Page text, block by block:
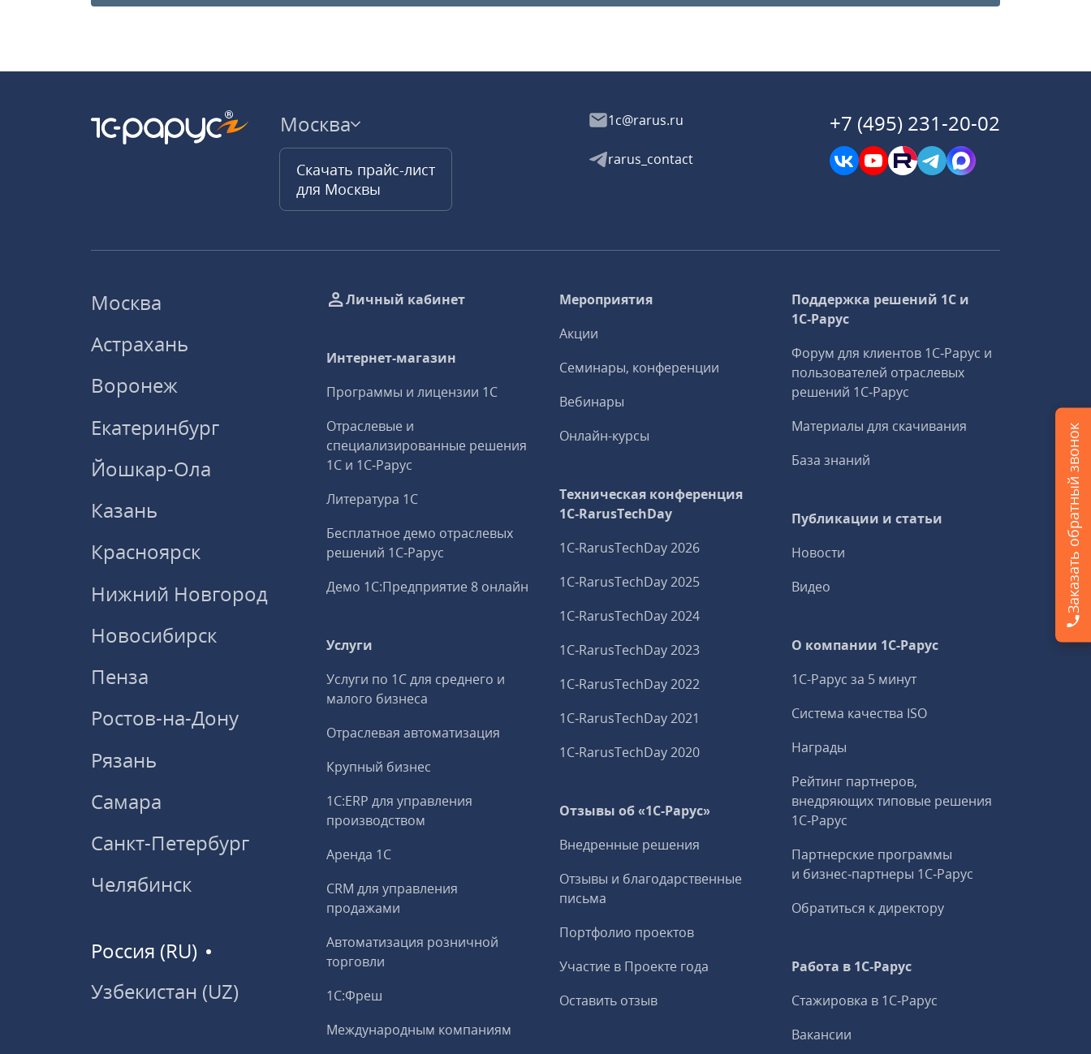
Москва
Скачать прайс-лист
для Москвы
1c@rarus.ru
rarus_contact
+7 (495) 231-20-02
Москва
Астрахань
Воронеж
Екатеринбург
Йошкар-Ола
Казань
Красноярск
Нижний Новгород
Новосибирск
Пенза
Ростов-на-Дону
Рязань
Самара
Санкт-Петербург
Челябинск
Россия (RU)
Узбекистан (UZ)
Личный кабинет
Интернет-магазин
Программы и лицензии 1С
Отраслевые и
специализированные решения
1С и 1С‑Рарус
Литература 1С
Бесплатное демо отраслевых
решений 1С‑Рарус
Демо 1С:Предприятие 8 онлайн
Услуги
Услуги по 1С для среднего и
малого бизнеса
Отраслевая автоматизация
Крупный бизнес
1С:ERP для управления
производством
Аренда 1С
CRM для управления
продажами
Автоматизация розничной
торговли
1С:Фреш
Международным компаниям
Мероприятия
Акции
Семинары, конференции
Вебинары
Онлайн-курсы
Техническая конференция
1C‑RarusTechDay
1C‑RarusTechDay 2026
1C‑RarusTechDay 2025
1C‑RarusTechDay 2024
1C‑RarusTechDay 2023
1C‑RarusTechDay 2022
1C‑RarusTechDay 2021
1C‑RarusTechDay 2020
Отзывы об «1С-Рарус»
Внедренные решения
Отзывы и благодарственные
письма
Портфолио проектов
Участие в Проекте года
Оставить отзыв
Поддержка решений 1С и
1С‑Рарус
Форум для клиентов 1С‑Рарус и
пользователей отраслевых
решений 1С‑Рарус
Материалы для скачивания
База знаний
Публикации и статьи
Новости
Видео
О компании 1C-Рарус
1С-Рарус за 5 минут
Система качества ISO
Награды
Рейтинг партнеров,
внедряющих типовые решения
1С‑Рарус
Партнерские программы
и бизнес‑партнеры 1С‑Рарус
Обратиться к директору
Работа в 1С‑Рарус
Стажировка в 1С‑Рарус
Вакансии
Заказать обратный звонок